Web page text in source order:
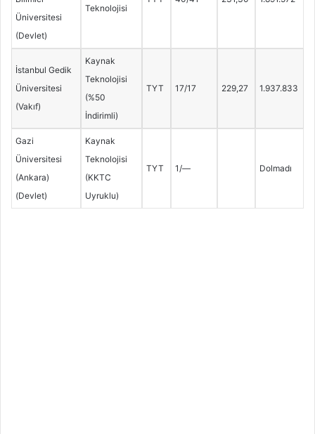
Üniversitesi
(Devlet)
Teknolojisi
İstanbul Gedik
Üniversitesi
(Vakıf)
Kaynak
Teknolojisi
(%50
İndirimli)
TYT 17/17 229,27 1.937.833
Gazi
Üniversitesi
(Ankara)
(Devlet)
Kaynak
Teknolojisi
(KKTC
Uyruklu)
TYT 1/— Dolmadı